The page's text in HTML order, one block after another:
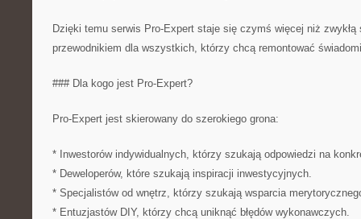
Dzięki temu serwis Pro-Expert staje się czymś więcej niż zwykłą
przewodnikiem dla wszystkich, którzy chcą remontować
### Dla kogo jest Pro-Expert?
Pro-Expert jest skierowany do szerokiego grona:
* Inwestorów indywidualnych, którzy szukają odpowiedzi na
* Deweloperów, które szukają inspiracji inwestycyjnych.
* Specjalistów od wnętrz, którzy szukają wsparcia
* Entuzjastów DIY, którzy chcą uniknąć błędów wykonawczych.